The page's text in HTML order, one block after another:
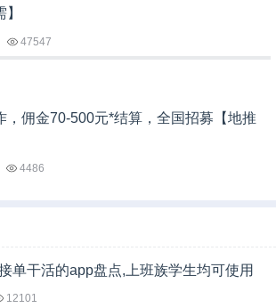
47547
，佣金70-500元*结算，全国招募【地推
4486
单干活的app盘点,上班族学生均可使用
12101